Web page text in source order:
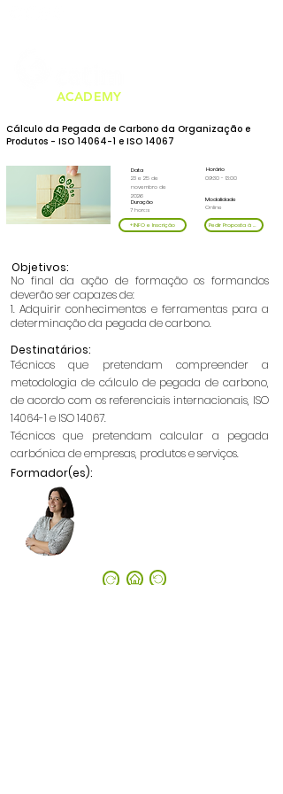
ACADEMY
Cálculo da Pegada de Carbono da Organização e
Produtos - ISO 14064-1 e ISO 14067
Data
23 e 25 de
novembro de
2026
Duração
7 horas
+INFO e Inscrição
Horário
09:30 - 13:00
Modalidade
Online
Pedir Proposta à Medida
Objetivos:
No final da ação de formação os formandos
deverão ser capazes de:
1. Adquirir conhecimentos e ferramentas para a
determinação da pegada de carbono.
Destinatários:
Técnicos que pretendam compreender a
metodologia de cálculo de pegada de carbono,
de acordo com os referenciais internacionais, ISO
14064-1 e ISO 14067.
Técnicos que pretendam calcular a pegada
carbónica de empresas, produtos e serviços.
Formador(es):